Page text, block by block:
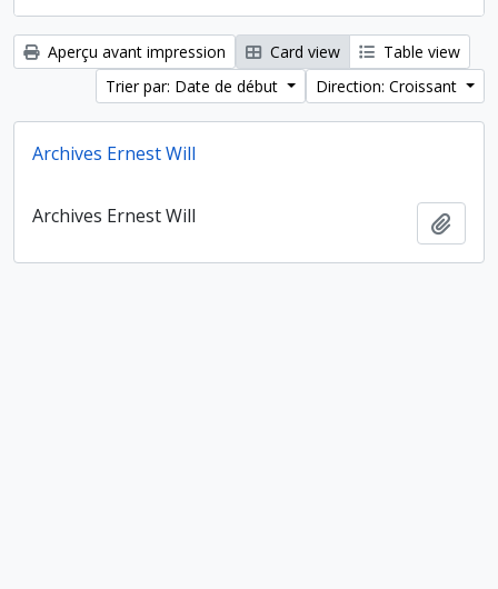
Aperçu avant impression Card view
Table view
Trier par: Date de début
Direction: Croissant
Archives Ernest Will
Archives Ernest Will